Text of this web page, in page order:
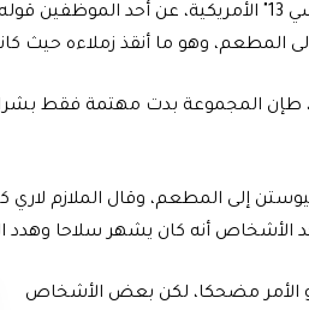
ونقلت شبكة "أي بي سي 13" الأمريكية، عن
المطعم، وهو ما أنقذ زملاءه حيث
طإن المجموعة بدت مهتمة فقط
إلى المطعم، وقال الملازم
الأشخاص أنه كان يشهر سلاحا وهدد
الأمر مضحكا، لكن بعض الأشخاص